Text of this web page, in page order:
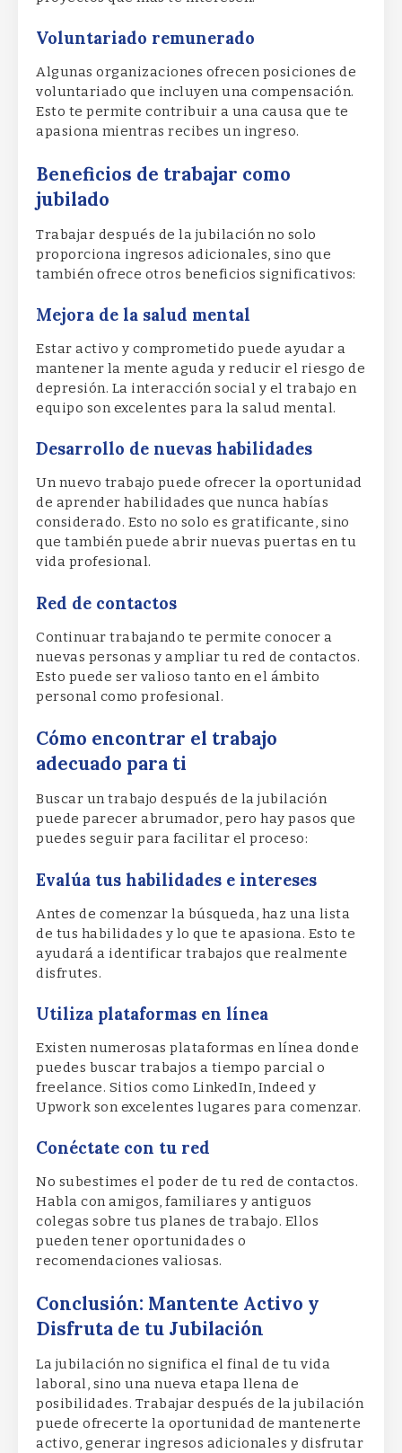
Voluntariado remunerado
Algunas organizaciones ofrecen posiciones de
voluntariado que incluyen una compensación.
Esto te permite contribuir a una causa que te
apasiona mientras recibes un ingreso.
Beneficios de trabajar como
jubilado
Trabajar después de la jubilación no solo
proporciona ingresos adicionales, sino que
también ofrece otros beneficios significativos:
Mejora de la salud mental
Estar activo y comprometido puede ayudar a
mantener la mente aguda y reducir el riesgo de
depresión. La interacción social y el trabajo en
equipo son excelentes para la salud mental.
Desarrollo de nuevas habilidades
Un nuevo trabajo puede ofrecer la oportunidad
de aprender habilidades que nunca habías
considerado. Esto no solo es gratificante, sino
que también puede abrir nuevas puertas en tu
vida profesional.
Red de contactos
Continuar trabajando te permite conocer a
nuevas personas y ampliar tu red de contactos.
Esto puede ser valioso tanto en el ámbito
personal como profesional.
Cómo encontrar el trabajo
adecuado para ti
Buscar un trabajo después de la jubilación
puede parecer abrumador, pero hay pasos que
puedes seguir para facilitar el proceso:
Evalúa tus habilidades e intereses
Antes de comenzar la búsqueda, haz una lista
de tus habilidades y lo que te apasiona. Esto te
ayudará a identificar trabajos que realmente
disfrutes.
Utiliza plataformas en línea
Existen numerosas plataformas en línea donde
puedes buscar trabajos a tiempo parcial o
freelance. Sitios como LinkedIn, Indeed y
Upwork son excelentes lugares para comenzar.
Conéctate con tu red
No subestimes el poder de tu red de contactos.
Habla con amigos, familiares y antiguos
colegas sobre tus planes de trabajo. Ellos
pueden tener oportunidades o
recomendaciones valiosas.
Conclusión: Mantente Activo y
Disfruta de tu Jubilación
La jubilación no significa el final de tu vida
laboral, sino una nueva etapa llena de
posibilidades. Trabajar después de la jubilación
puede ofrecerte la oportunidad de mantenerte
activo, generar ingresos adicionales y disfrutar